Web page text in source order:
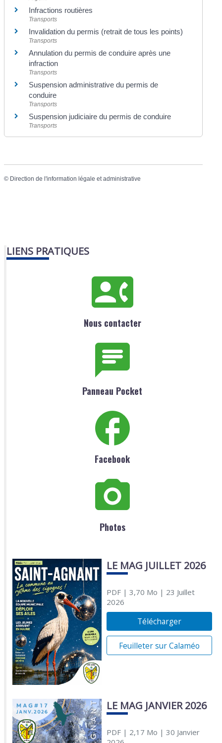
Infractions routières
Transports
Invalidation du permis (retrait de tous les points)
Transports
Annulation du permis de conduire après une
infraction
Transports
Suspension administrative du permis de
conduire
Transports
Suspension judiciaire du permis de conduire
Transports
© Direction de l'information légale et administrative
LIENS PRATIQUES
Nous contacter
Panneau Pocket
Facebook
Photos
LE MAG JUILLET 2026
PDF| 3,70 Mo | 23 Juillet
2026
Télécharger
Feuilleter sur Calaméo
LE MAG JANVIER 2026
PDF| 2,17 Mo | 30 Janvier